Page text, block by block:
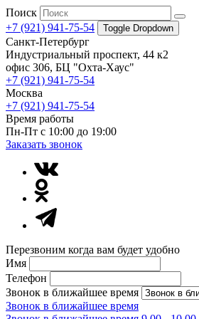
Поиск
+7 (921) 941-75-54
Toggle Dropdown
Санкт-Петербург
Индустриальный проспект, 44 к2
офис 306, БЦ "Охта-Хаус"
+7 (921) 941-75-54
Москва
+7 (921) 941-75-54
Время работы
Пн-Пт с 10:00 до 19:00
Заказать звонок
Перезвоним когда вам будет удобно
Имя
Телефон
Звонок в ближайшее время
Звонок в ближайшее время